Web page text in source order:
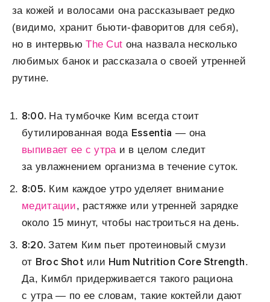
за кожей и волосами она рассказывает редко
(видимо, хранит бьюти-фаворитов для себя),
но в интервьюThe Cut она назвала несколько
любимых банок и рассказала о своей утренней
рутине.
8:00. На тумбочке Ким всегда стоит
бутилированная вода Essentia — она
выпивает ее с утраи в целом следит
за увлажнением организма в течение суток.
8:05. Ким каждое утро уделяет внимание
медитации, растяжке или утренней зарядке
около 15 минут, чтобы настроиться на день.
8:20.Затем Ким пьет протеиновый смузи
от Broc Shotили Hum Nutrition Core Strength.
Да, Кимбл придерживается такого рациона
с утра — по ее словам, такие коктейли дают